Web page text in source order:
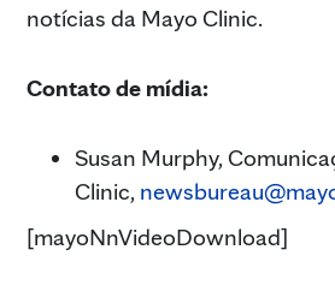
notícias da Mayo Clinic.
Contato de mídia:
Susan Murphy,
Clinic,
[mayoNnVideoDownload]